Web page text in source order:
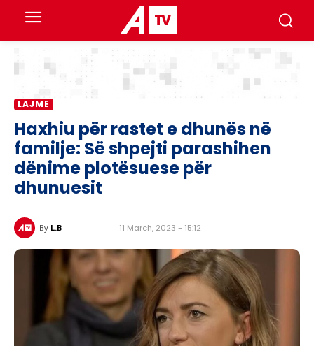
LAJME
Haxhiu për rastet e dhunës në
familje: Së shpejti parashihen
dënime plotësuese për
dhunuesit
By L.B 11 March, 2023 - 15:12